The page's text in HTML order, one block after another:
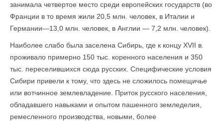
занимала четвертое место среди европейских государств (во
Франции в то время жили 20,5 млн. человек, в Италии и
Германии—13,0 млн. человек, в Англии — 7,2 млн. человек).
Наиболее слабо была заселена Сибирь, где к концу XVII в.
проживало примерно 150 тыс. коренного населения и 350
тыс. переселившихся сюда русских. Специфические условия
Сибири привели к тому, что здесь не сложилось помещичье
или вотчинное землевладение. Приток русского населения,
обладавшего навыками и опытом пашенного земледелия,
ремесленного производства, новыми, более